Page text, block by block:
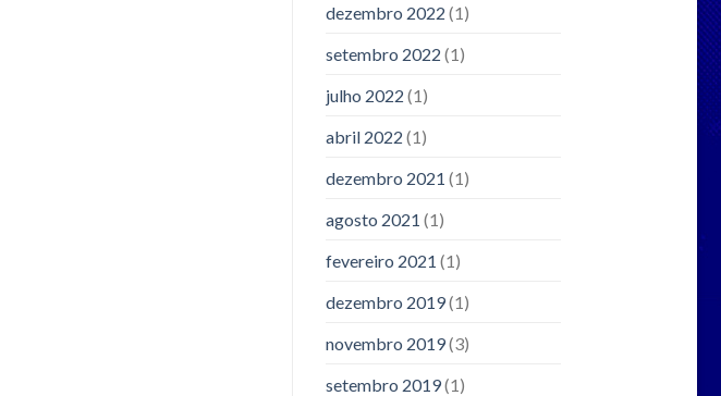
dezembro 2022 (1)
setembro 2022 (1)
julho 2022 (1)
abril 2022 (1)
dezembro 2021 (1)
agosto 2021 (1)
fevereiro 2021 (1)
dezembro 2019(1)
novembro 2019(3)
setembro 2019(1)